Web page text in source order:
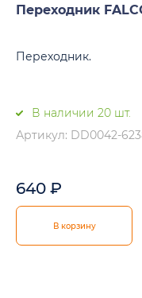
Переходник
Переходник.
В наличии 20 шт.
Артикул: DD0042-
640 ₽
В корзину